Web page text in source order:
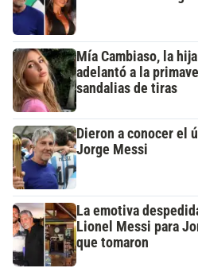
Mía Cambiaso, la
adelantó a la
sandalias de tiras
Dieron a conocer el
Jorge Messi
La emotiva
Lionel Messi para
que tomaron